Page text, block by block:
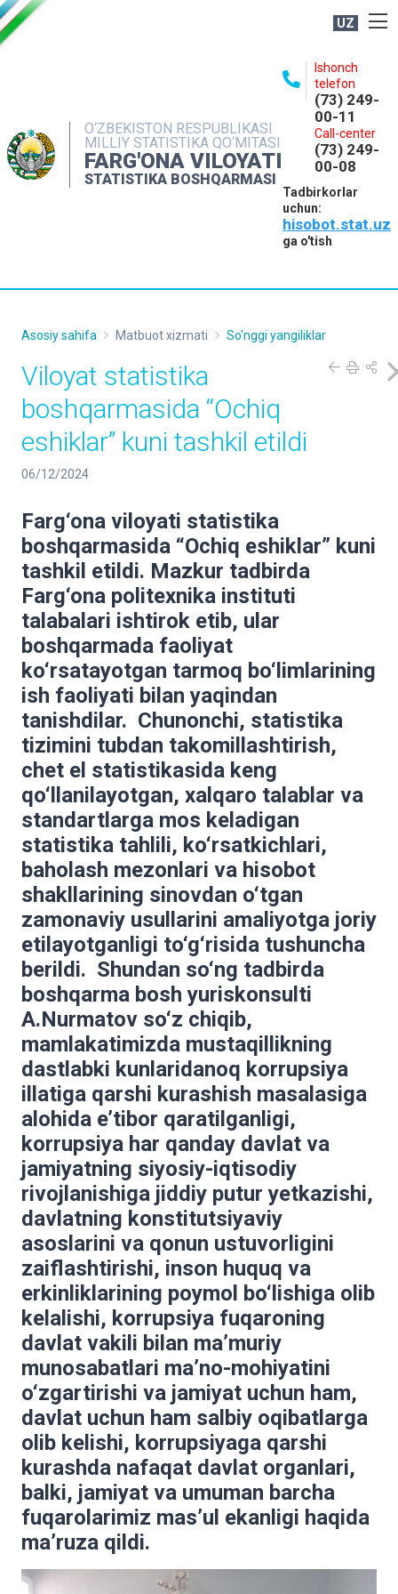
UZ
O‘ZBEKISTON RESPUBLIKASI
MILLIY STATISTIKA QO‘MITASI
FARG'ONA VILOYATI
STATISTIKA BOSHQARMASI
Ishonch
telefon
(73) 249-
00-11
Call-center
(73) 249-
00-08
Tadbirkorlar
uchun:
hisobot.stat.uz
ga o'tish
NASHRLAR
INTERAKTIV XIZMATLAR
MATBUOT XIZMATI
Asosiy sahifa Matbuot xizmati So'nggi yangiliklar
Viloyat statistika
boshqarmasida “Ochiq
eshiklar” kuni tashkil etildi
06/12/2024
Farg‘ona viloyati statistika
boshqarmasida “Ochiq eshiklar” kuni
tashkil etildi. Mazkur tadbirda
Farg‘ona politexnika instituti
talabalari ishtirok etib, ular
boshqarmada faoliyat
ko‘rsatayotgan tarmoq bo‘limlarining
ish faoliyati bilan yaqindan
tanishdilar. Chunonchi, statistika
tizimini tubdan takomillashtirish,
chet el statistikasida keng
qo‘llanilayotgan, xalqaro talablar va
standartlarga mos keladigan
statistika tahlili, ko‘rsatkichlari,
baholash mezonlari va hisobot
shakllarining sinovdan o‘tgan
zamonaviy usullarini amaliyotga joriy
etilayotganligi to‘g‘risida tushuncha
berildi. Shundan so‘ng tadbirda
boshqarma bosh yuriskonsulti
A.Nurmatov so‘z chiqib,
mamlakatimizda mustaqillikning
dastlabki kunlaridanoq korrupsiya
illatiga qarshi kurashish masalasiga
alohida e’tibor qaratilganligi,
korrupsiya har qanday davlat va
jamiyatning siyosiy-iqtisodiy
rivojlanishiga jiddiy putur yetkazishi,
davlatning konstitutsiyaviy
asoslarini va qonun ustuvorligini
zaiflashtirishi, inson huquq va
erkinliklarining poymol bo‘lishiga olib
kelalishi, korrupsiya fuqaroning
davlat vakili bilan ma’muriy
munosabatlari ma’no-mohiyatini
o‘zgartirishi va jamiyat uchun ham,
davlat uchun ham salbiy oqibatlarga
olib kelishi, korrupsiyaga qarshi
kurashda nafaqat davlat organlari,
balki, jamiyat va umuman barcha
fuqarolarimiz mas’ul ekanligi haqida
ma’ruza qildi.